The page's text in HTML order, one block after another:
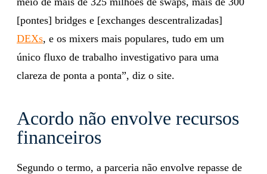
[pontes] bridges e [exchanges descentralizadas]
DEXs, e os mixers mais populares, tudo em um
único fluxo de trabalho investigativo para uma
clareza de ponta a ponta”, diz o site.
Acordo não envolve recursos
financeiros
Segundo o termo, a parceria não envolve repasse de